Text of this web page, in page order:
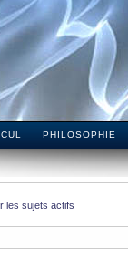
PHILOSOPHIE
les sujets actifs